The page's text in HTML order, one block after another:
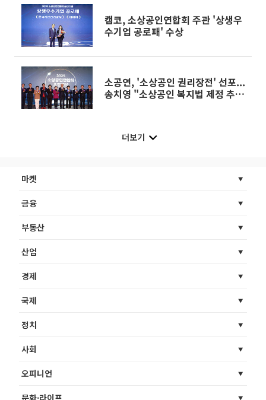
캠코, 소상공인연합회 주관 '상생우
수기업 공로패' 수상
소공연, '소상공인 권리장전' 선포...
송치영 "소상공인 복지법 제정 추
더보기
마켓
금융
부동산
산업
경제
국제
정치
사회
오피니언
문화·라이프